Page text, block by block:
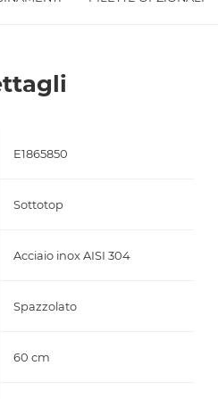
E1865850
Sottotop
Acciaio inox AISI 304
Spazzolato
60 cm